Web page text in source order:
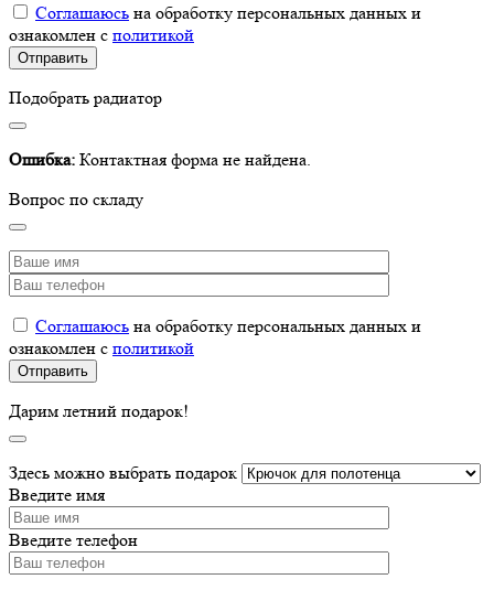
Соглашаюсь на обработку персональных данных и
ознакомлен с политикой
Подобрать радиатор
Ошибка: Контактная форма не найдена.
Вопрос по складу
Соглашаюсь на обработку персональных данных и
ознакомлен с политикой
Дарим летний подарок!
Здесь можно выбрать подарок
Введите имя
Введите телефон